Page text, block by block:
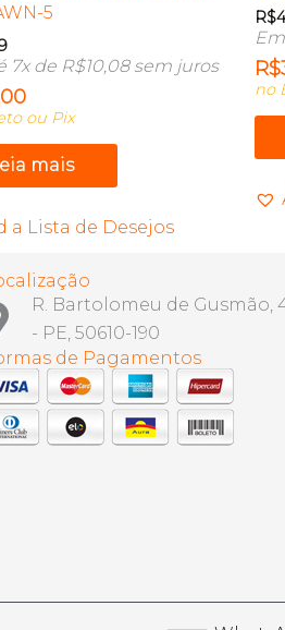
5
7x de R$10,08sem juros
ou Pix
mais
a Lista de Desejos
R$
R$
no
R. Bartolomeu de Gusmão,
- PE, 50610-190
de Pagamentos